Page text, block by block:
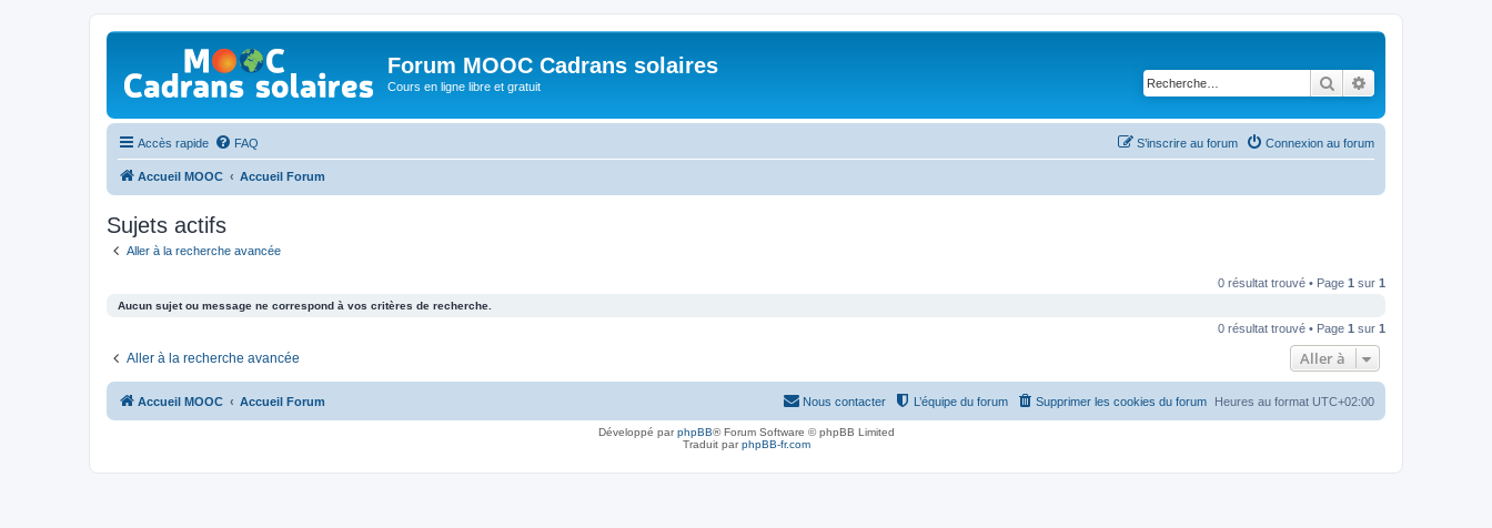
Forum MOOC Cadrans solaires
Cours en ligne libre et gratuit Rechercher
Accès rapide FAQ Connexion au forum
S’inscrire au forum
Accueil MOOC Accueil Forum
Sujets actifs
Aller à la recherche avancée
0 résultat trouvé • Page 1 sur 1
Aucun sujet ou message ne correspond à vos critères de recherche.
0 résultat trouvé • Page 1 sur 1
Aller à la recherche avancée Aller à
Accueil MOOC Accueil Forum Heures au format UTC+02:00
Supprimer les cookies du forum
L’équipe du forum
Nous contacter
Développé parphpBB® Forum Software © phpBB Limited
Traduit parphpBB-fr.com